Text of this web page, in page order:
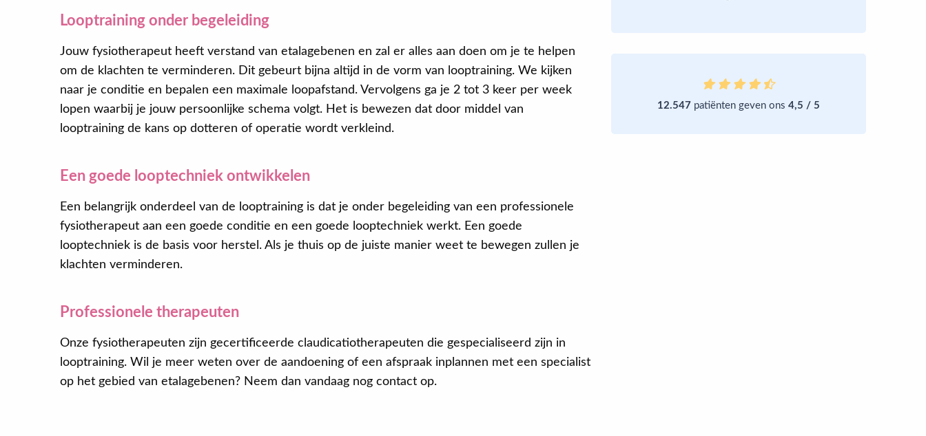
Looptraining onder begeleiding
Jouw fysiotherapeut heeft verstand van etalagebenen en zal er alles aan doen om je te helpen
om de klachten te verminderen. Dit gebeurt bijna altijd in de vorm van looptraining. We kijken
naar je conditie en bepalen een maximale loopafstand. Vervolgens ga je 2 tot 3 keer per week
lopen waarbij je jouw persoonlijke schema volgt. Het is bewezen dat door middel van
looptraining de kans op dotteren of operatie wordt verkleind.
Een goede looptechniek ontwikkelen
Een belangrijk onderdeel van de looptraining is dat je onder begeleiding van een professionele
fysiotherapeut aan een goede conditie en een goede looptechniek werkt. Een goede
looptechniek is de basis voor herstel. Als je thuis op de juiste manier weet te bewegen zullen je
klachten verminderen.
Professionele therapeuten
Onze fysiotherapeuten zijn gecertificeerde claudicatiotherapeuten die gespecialiseerd zijn in
looptraining. Wil je meer weten over de aandoening of een afspraak inplannen met een specialist
op het gebied van etalagebenen? Neem dan vandaag nog contact op.
12.547 patiënten geven ons 4,5 / 5